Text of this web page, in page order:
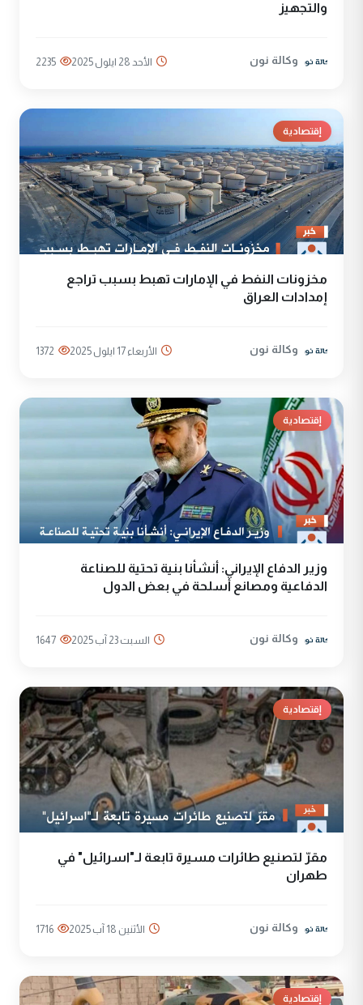
والتجهيز
وكالة نون الأحد 28 ايلول 2025 2235
إقتصادية
مخزونات النفط في الإمارات تهبط بسبب تراجع
إمدادات العراق
وكالة نون الأربعاء 17 ايلول 2025 1372
إقتصادية
وزير الدفاع الإيراني: أنشأنا بنية تحتية للصناعة
الدفاعية ومصانع أسلحة في بعض الدول
وكالة نون السبت 23 آب 2025 1647
إقتصادية
مقرّ لتصنيع طائرات مسيرة تابعة لـ"اسرائيل" في
طهران
وكالة نون الأثنين 18 آب 2025 1716
إقتصادية